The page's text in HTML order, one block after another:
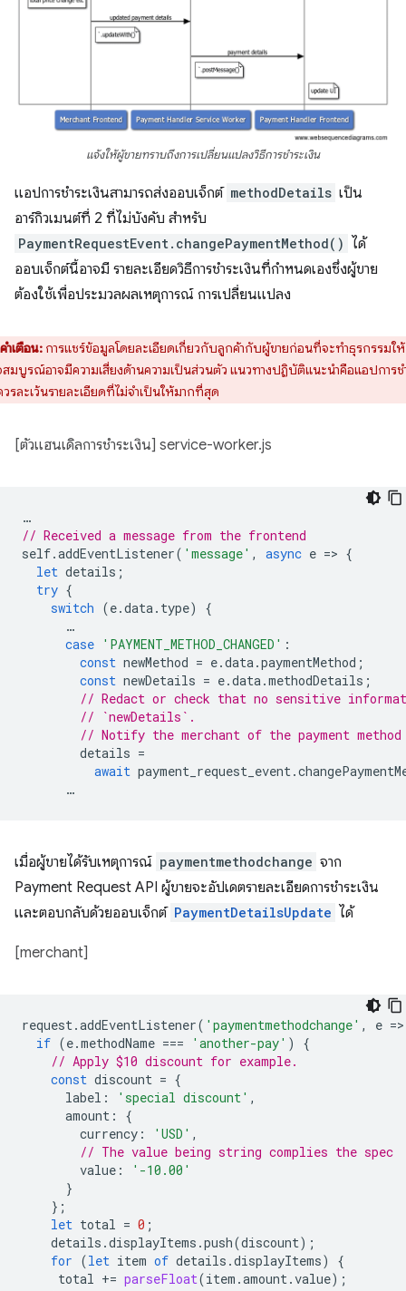
แจ้งให้ผู้ขายทราบถึงการเปลี่ยนแปลงวิธีการชำระเงิน
แอปการชำระเงินสามารถส่งออบเจ็กต์ methodDetails เป็น
อาร์กิวเมนต์ที่ 2 ที่ไม่บังคับ สำหรับ
PaymentRequestEvent.changePaymentMethod() ได้
ออบเจ็กต์นี้อาจมี รายละเอียดวิธีการชำระเงินที่กำหนดเองซึ่งผู้ขาย
ต้องใช้เพื่อประมวลผลเหตุการณ์ การเปลี่ยนแปลง
คำเตือน: การแชร์ข้อมูลโดยละเอียดเกี่ยวกับลูกค้ากับผู้ขายก่อนที่จะทำธุรกรรมให้
สมบูรณ์อาจมีความเสี่ยงด้านความเป็นส่วนตัว แนวทางปฏิบัติแนะนำคือแอปการช
วรละเว้นรายละเอียดที่ไม่จำเป็นให้มากที่สุด
[ตัวแฮนเดิลการชำระเงิน] service-worker.js
…
// Received a message from the frontend
self.addEventListener( 'message' , async e => {
let details ;
try {
switch (e.data. type)
{
…
case 'PAYMENT_METHOD_CHANGED' :
const newMethod = e.data.paymentMethod ;
const newDetails = e.data.methodDetails ;
// Redact or check that no sensitive
// `newDetails`.
// Notify the merchant of the payment method
details =
await payment_request_event.
…
เมื่อผู้ขายได้รับเหตุการณ์ paymentmethodchange จาก
Payment Request API ผู้ขายจะอัปเดตรายละเอียดการชำระเงิน
และตอบกลับด้วยออบเจ็กต์ PaymentDetailsUpdate ได้
[merchant]
request.addEventListener( 'paymentmethodchange' , e =>
if (e.methodName === 'another-pay' )
{
// Apply $10 discount for example.
const discount = {
label : 'special discount' ,
amount :
{
currency : 'USD' ,
// The value being string complies the spec
value :
'-10.00'
}
};
let total = 0 ;
details .displayItems .push(discount);
for (let item of details .displayItems)
{
total += parseFloat(item .amount.value);